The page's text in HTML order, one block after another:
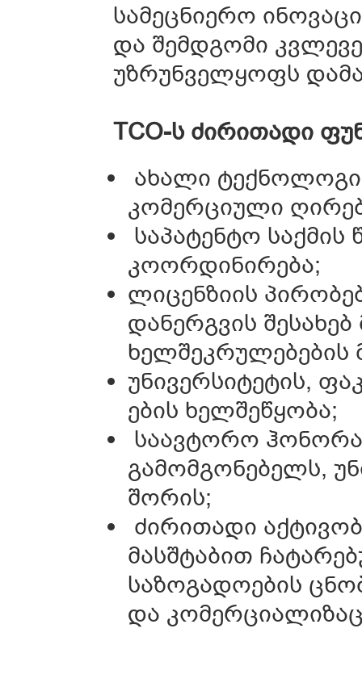
სამეცნიერო
და შემდგომი
უზრუნველყოფს
TCO-ს ძირითადი
ახალი
კომერციული
საპატენტო საქმის
კოორდინირება;
ლიცენზიის
დანერგვის
ხელშეკრულებების
უნივერსიტეტის,
ების ხელშეწყობა;
საავტორო
გამომგონებელს,
შორის;
ძირითადი
მასშტაბით
საზოგადოების
და